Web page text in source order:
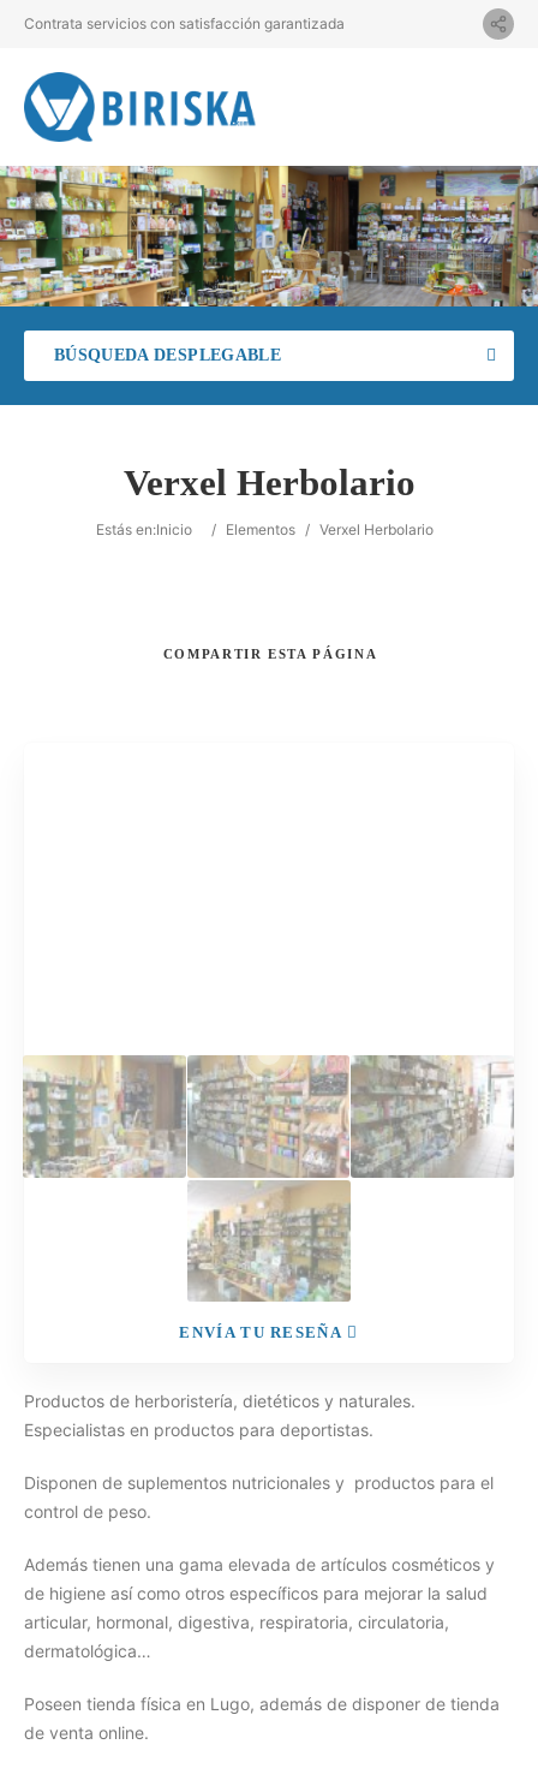
Contrata servicios con satisfacción garantizada
BÚSQUEDA DESPLEGABLE
Verxel Herbolario
Estás en:Inicio / Elementos / Verxel Herbolario
COMPARTIR ESTA PÁGINA
ENVÍA TU RESEÑA
Productos de herboristería, dietéticos y naturales.
Especialistas en productos para deportistas.
Disponen de suplementos nutricionales y productos para el
control de peso.
Además tienen una gama elevada de artículos cosméticos y
de higiene así como otros específicos para mejorar la salud
articular, hormonal, digestiva, respiratoria, circulatoria,
dermatológica…
Poseen tienda física en Lugo, además de disponer de tienda
de venta online.